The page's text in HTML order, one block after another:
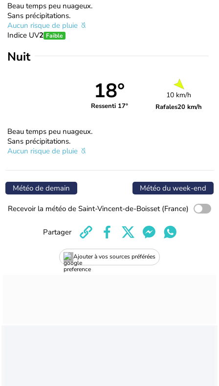
Beau temps peu nuageux.
Sans précipitations.
Aucun risque de pluie
Indice UV2 Faible
Nuit
18°
Ressenti 17°
10 km/h
Rafales20 km/h
Beau temps peu nuageux.
Sans précipitations.
Aucun risque de pluie
Météo de demain Météo du week-end
Recevoir la météo de Saint-Vincent-de-Boisset (France)
Ajouter à vos sources préférées
Partager